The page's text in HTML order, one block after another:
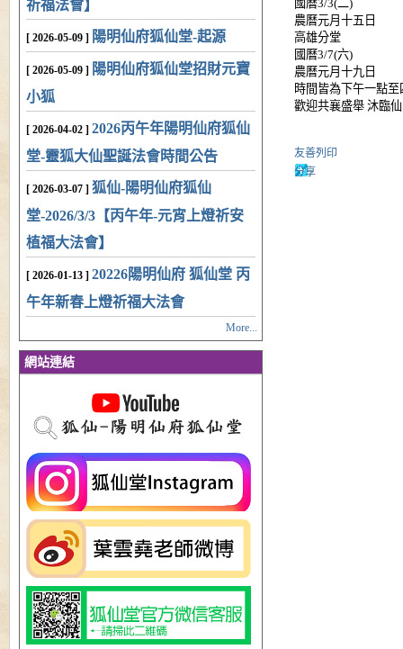
祈福法會】
[ 2026-05-09 ] 陽明仙府狐仙堂-起源
[ 2026-05-09 ] 陽明仙府狐仙堂招財元寶
小狐
[ 2026-04-02 ] 2026丙午年陽明仙府狐仙
堂-靈狐大仙聖誕法會時間公告
[ 2026-03-07 ] 狐仙-陽明仙府狐仙
堂-2026/3/3【丙午年-元宵上燈祈安
植福大法會】
[ 2026-01-13 ] 20226陽明仙府 狐仙堂 丙
午年新春上燈祈福大法會
More...
網站連結
國曆3/3(二)
農曆元月十五日
高雄分堂
國曆3/7(六)
農曆元月十九日
時間皆為下午一點至
歡迎共襄盛舉 沐臨
友善列印
分享